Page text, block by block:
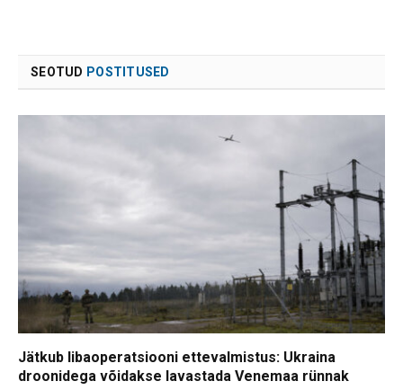
SEOTUD POSTITUSED
Jätkub libaoperatsiooni ettevalmistus: Ukraina
droonidega võidakse lavastada Venemaa rünnak